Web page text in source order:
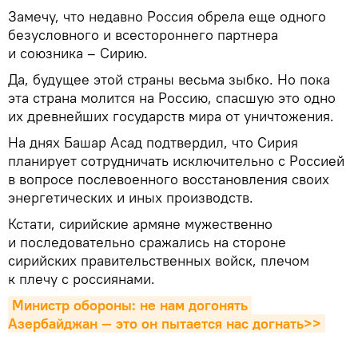
Замечу, что недавно Россия обрела еще одного
безусловного и всестороннего партнера
и союзника – Сирию.
Да, будущее этой страны весьма зыбко. Но пока
эта страна молится на Россию, спасшую это одно
их древнейших государств мира от уничтожения.
На днях Башар Асад подтвердил, что Сирия
планирует сотрудничать исключительно с Россией
в вопросе послевоенного восстановления своих
энергетических и иных производств.
Кстати, сирийские армяне мужественно
и последовательно сражались на стороне
сирийских правительственных войск, плечом
к плечу с россиянами.
Министр обороны: не нам догонять
Азербайджан — это он пытается нас догнать>>